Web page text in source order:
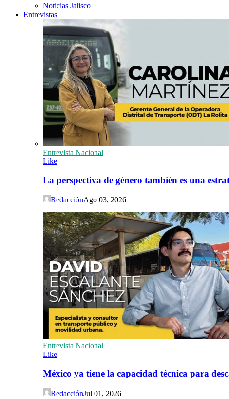
Noticias Jalisco
Entrevistas
Entrevista Nacional
Like
La perspectiva de género también es una
RedacciónAgo 03, 2026
Entrevista Nacional
Like
México ya tiene la capacidad técnica para
RedacciónJul 01, 2026